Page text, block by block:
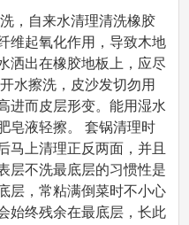
，自来水清理清洗橡胶
维起氧化作用，导致木地
洒出在橡胶地板上，应尽
水擦洗，皮沙发切勿用
进而皮层形变。能用湿水
皂液轻擦。 套锅清理时
马上清理正反两面，并且
层不洗最底层的习惯性是
层，常粘满倒菜时不小心
始终残余在最底层，长此